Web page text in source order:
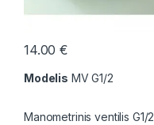
14.00€
Modelis MV G1/2
Manometrinis ventilis G1/2